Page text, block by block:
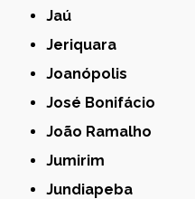
Jaú
Jeriquara
Joanópolis
José Bonifácio
João Ramalho
Jumirim
Jundiapeba